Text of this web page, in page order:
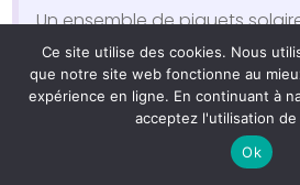
Un ensemble de piquets
de manière éco-énergétique,
atmosphère accueillante à
ACHETER SUR AMAZON
Ce site utilise des cookies. Nous
que notre site web fonctionne au
expérience en ligne. En continuant à
acceptez l'utilisation de
Ok